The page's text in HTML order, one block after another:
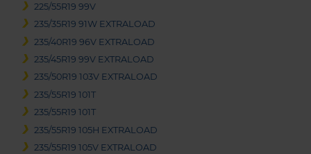
225/55R19 99V
235/35R19 91W EXTRALOAD
235/40R19 96V EXTRALOAD
235/45R19 99V EXTRALOAD
235/50R19 103V EXTRALOAD
235/55R19 101T
235/55R19 101T
235/55R19 105H EXTRALOAD
235/55R19 105V EXTRALOAD